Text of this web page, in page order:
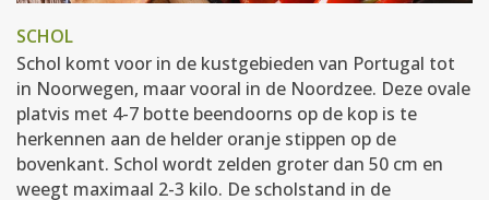
SCHOL
Schol komt voor in de kustgebieden van Portugal tot
in Noorwegen, maar vooral in de Noordzee. Deze ovale
platvis met 4-7 botte beendoorns op de kop is te
herkennen aan de helder oranje stippen op de
bovenkant. Schol wordt zelden groter dan 50 cm en
weegt maximaal 2-3 kilo. De scholstand in de